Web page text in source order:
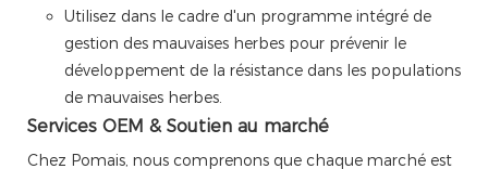
Utilisez dans le cadre d'un programme intégré de
gestion des mauvaises herbes pour prévenir le
développement de la résistance dans les populations
de mauvaises herbes.
Services OEM & Soutien au marché
Chez Pomais, nous comprenons que chaque marché est